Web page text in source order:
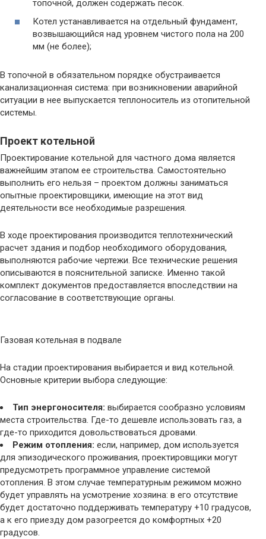
топочной, должен содержать песок.
Котел устанавливается на отдельный фундамент,
возвышающийся над уровнем чистого пола на 200
мм (не более);
В топочной в обязательном порядке обустраивается
канализационная система: при возникновении аварийной
ситуации в нее выпускается теплоноситель из отопительной
системы.
Проект котельной
Проектирование котельной для частного дома является
важнейшим этапом ее строительства. Самостоятельно
выполнить его нельзя – проектом должны заниматься
опытные проектировщики, имеющие на этот вид
деятельности все необходимые разрешения.
В ходе проектирования производится теплотехнический
расчет здания и подбор необходимого оборудования,
выполняются рабочие чертежи. Все технические решения
описываются в пояснительной записке. Именно такой
комплект документов предоставляется впоследствии на
согласование в соответствующие органы.
Газовая котельная в подвале
На стадии проектирования выбирается и вид котельной.
Основные критерии выбора следующие:
Тип энергоносителя: выбирается сообразно условиям
места строительства. Где-то дешевле использовать газ, а
где-то приходится довольствоваться дровами.
Режим отопления: если, например, дом используется
для эпизодического проживания, проектировщики могут
предусмотреть программное управление системой
отопления. В этом случае температурным режимом можно
будет управлять на усмотрение хозяина: в его отсутствие
будет достаточно поддерживать температуру +10 градусов,
а к его приезду дом разогреется до комфортных +20
градусов.